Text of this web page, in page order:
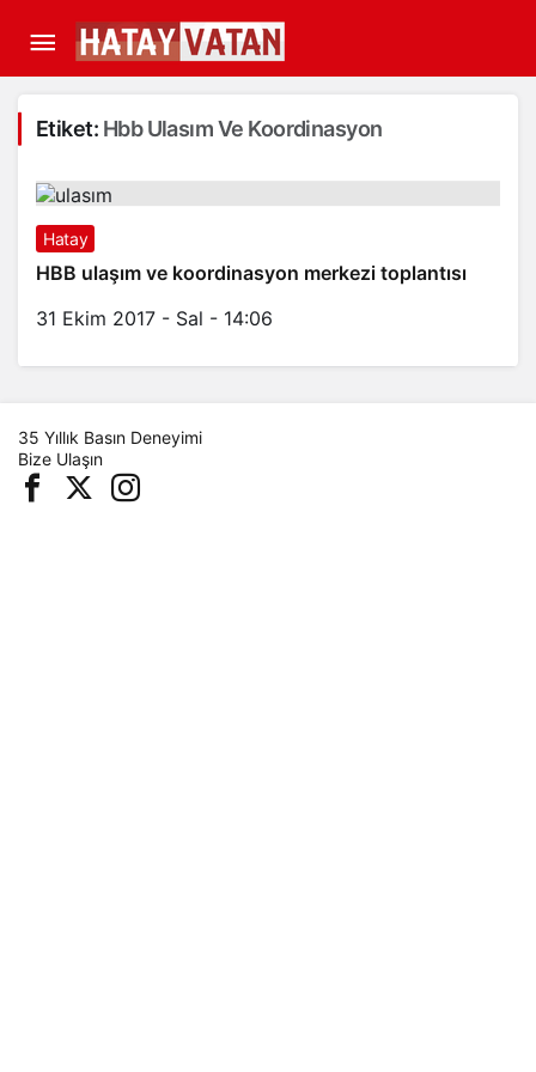
Etiket: Hbb Ulasım Ve Koordinasyon
Hatay
HBB ulaşım ve koordinasyon merkezi toplantısı
31 Ekim 2017 - Sal - 14:06
35 Yıllık Basın Deneyimi
Bize Ulaşın